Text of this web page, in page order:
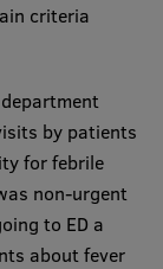
criteria
by patients
for febrile
non-urgent
to ED a
about fever